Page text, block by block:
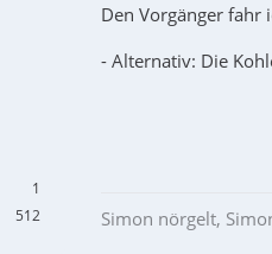
1
512
Den Vorgänger fahr
- Alternativ: Die
Simon nörgelt,